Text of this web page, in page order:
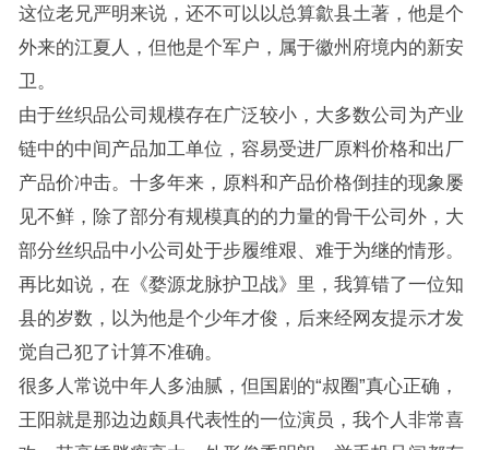
这位老兄严明来说，还不可以以总算歙县土著，他是个
外来的江夏人，但他是个军户，属于徽州府境内的新安
卫。
由于丝织品公司规模存在广泛较小，大多数公司为产业
链中的中间产品加工单位，容易受进厂原料价格和出厂
产品价冲击。十多年来，原料和产品价格倒挂的现象屡
见不鲜，除了部分有规模真的的力量的骨干公司外，大
部分丝织品中小公司处于步履维艰、难于为继的情形。
再比如说，在《婺源龙脉护卫战》里，我算错了一位知
县的岁数，以为他是个少年才俊，后来经网友提示才发
觉自己犯了计算不准确。
很多人常说中年人多油腻，但国剧的“叔圈”真心正确，
王阳就是那边边颇具代表性的一位演员，我个人非常喜